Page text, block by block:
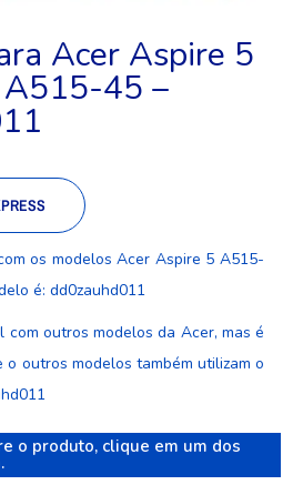
Acer Aspire 5
45 –
os modelos Acer Aspire 5 A515-
é: dd0zauhd011
com outros modelos da Acer, mas é
o outros modelos também utilizam o
o produto, clique em um dos